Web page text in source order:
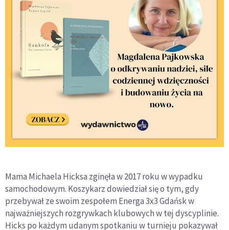
Mama Michaela Hicksa zginęła w 2017 roku w wypadku
samochodowym. Koszykarz dowiedział się o tym, gdy
przebywał ze swoim zespołem Energa 3x3 Gdańsk w
najważniejszych rozgrywkach klubowych w tej dyscyplinie.
Hicks po każdym udanym spotkaniu w turnieju pokazywał